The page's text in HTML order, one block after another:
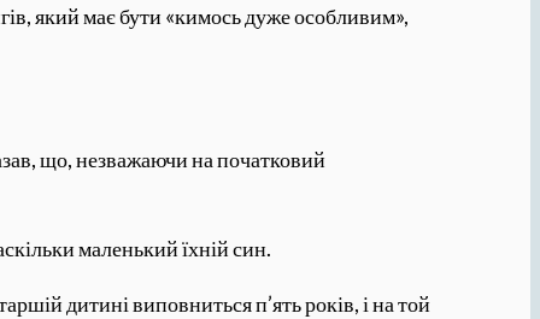
який має бути «кимось дуже особливим»,
що, незважаючи на початковий
маленький їхній син.
дитині виповниться п’ять років, і на той